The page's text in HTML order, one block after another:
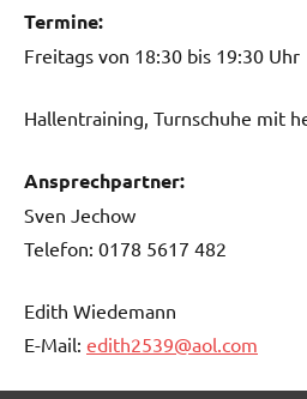
Termine:
Freitags von 18:30 bis 19:30 Uhr
Hallentraining, Turnschuhe mit
Ansprechpartner:
Sven Jechow
Telefon: 0178 5617 482
Edith Wiedemann
E-Mail: edith2539@aol.com